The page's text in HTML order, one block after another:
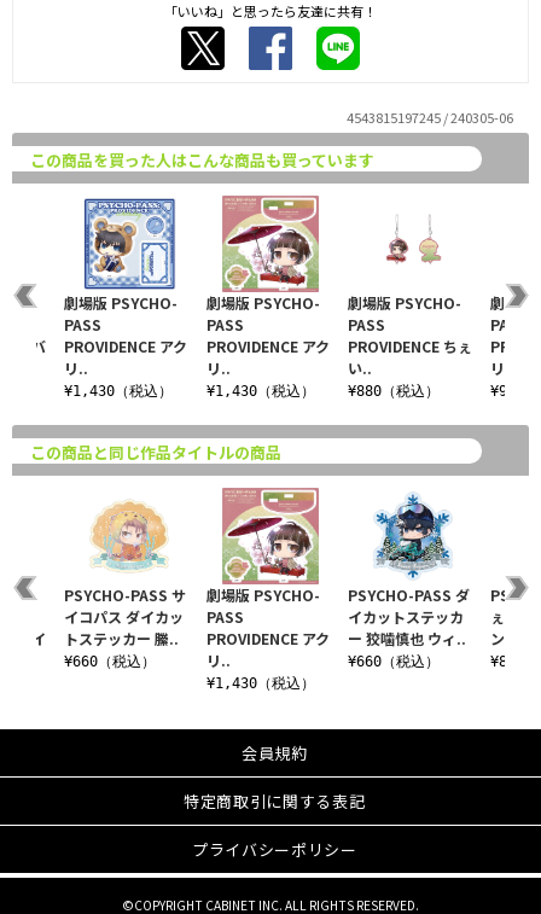
「いいね」と思ったら友達に共有！
4543815197245 / 240305-06
この商品を買った人はこんな商品も買っています
劇場版 PSYCHO-
PASS
PROVIDENCE アク
リ..
¥1,430（税込）
劇場版 PSYCHO-
PASS
PROVIDENCE ちぇ
い..
¥880（税込）
劇場版
PASS
リ..
¥990
缶バ
劇場版 PSYCHO-
PASS
PROVIDENCE アク
リ..
¥1,430（税込）
この商品と同じ作品タイトルの商品
劇場版 PSYCHO-
PASS
PROVIDENCE アク
リ..
¥1,430（税込）
PSYCHO-PASS ダ
イカットステッカ
ー 狡噛慎也 ウィ..
¥660（税込）
ぇいん
ン 狡
¥880
ダイ
PSYCHO-PASS サ
イコパス ダイカッ
トステッカー 縢..
¥660（税込）
会員規約
特定商取引に関する表記
プライバシーポリシー
©COPYRIGHT CABINET INC. ALL RIGHTS RESERVED.